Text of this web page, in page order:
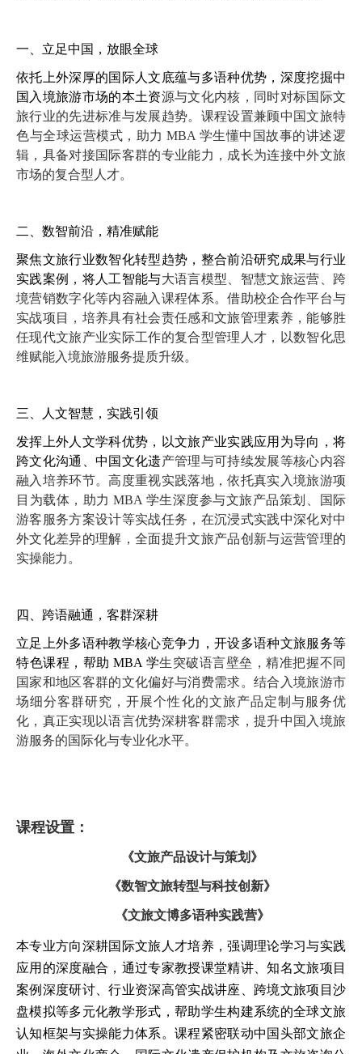
一、立足中国，放眼全球
依托上外深厚的国际人文底蕴与多语种优势，深度挖掘中
国入境旅游市场的本土资源与文化内核，同时对标国际文
旅行业的先进标准与发展趋势。课程设置兼顾中国文旅特
色与全球运营模式，助力MBA 学生懂中国故事的讲述逻
辑，具备对接国际客群的专业能力，成长为连接中外文旅
市场的复合型人才。
二、数智前沿，精准赋能
聚焦文旅行业数智化转型趋势，整合前沿研究成果与行业
实践案例，将人工智能与大语言模型、智慧文旅运营、跨
境营销数字化等内容融入课程体系。借助校企合作平台与
实战项目，培养具有社会责任感和文旅管理素养，能够胜
任现代文旅产业实际工作的复合型管理人才，以数智化思
维赋能入境旅游服务提质升级。
三、人文智慧，实践引领
发挥上外人文学科优势，以文旅产业实践应用为导向，将
跨文化沟通、中国文化遗产管理与可持续发展等核心内容
融入培养环节。高度重视实践落地，依托真实入境旅游项
目为载体，助力MBA 学生深度参与文旅产品策划、国际
游客服务方案设计等实战任务，在沉浸式实践中深化对中
外文化差异的理解，全面提升文旅产品创新与运营管理的
实操能力。
四、跨语融通，客群深耕
立足上外多语种教学核心竞争力，开设多语种文旅服务等
特色课程，帮助MBA 学生突破语言壁垒，精准把握不同
国家和地区客群的文化偏好与消费需求。结合入境旅游市
场细分客群研究，开展个性化的文旅产品定制与服务优
化，真正实现以语言优势深耕客群需求，提升中国入境旅
游服务的国际化与专业化水平。
课程设置：
《文旅产品设计与策划》
《数智文旅转型与科技创新》
《文旅文博多语种实践营》
本专业方向深耕国际文旅人才培养，强调理论学习与实践
应用的深度融合，通过专家教授课堂精讲、知名文旅项目
案例深度研讨、行业资深高管实战讲座、跨境文旅项目沙
盘模拟等多元化教学形式，帮助学生构建系统的全球文旅
认知框架与实操能力体系。课程紧密联动中国头部文旅企